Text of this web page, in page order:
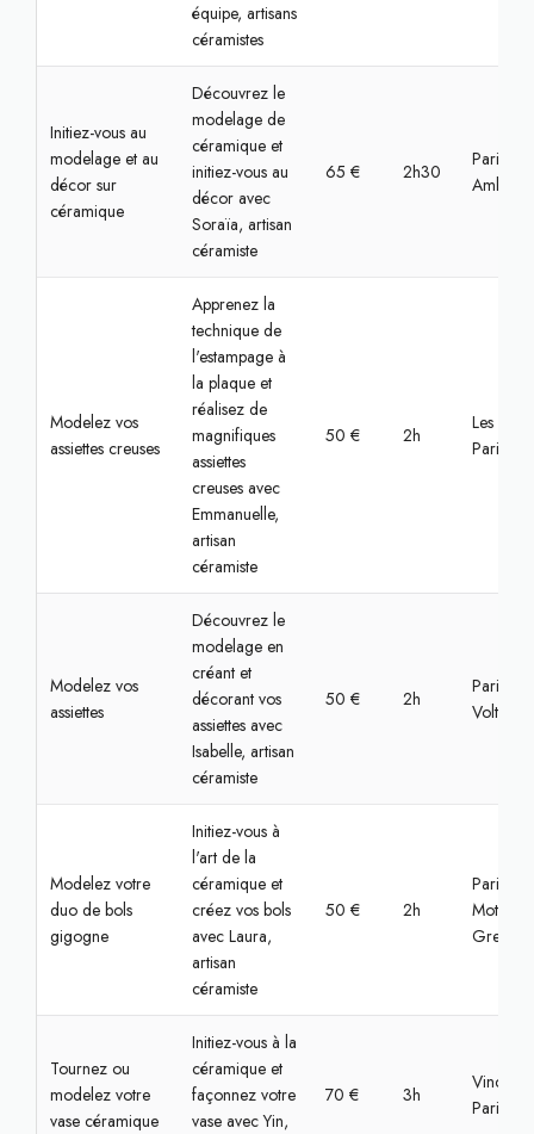
équipe, artisans
céramistes
Initiez-vous au
modelage et au
décor sur
céramique
Découvrez le
modelage de
céramique et
initiez-vous au
décor avec
Soraïa, artisan
céramiste
65 € 2h30
Paris,
Modelez vos
assiettes creuses
Apprenez la
technique de
l'estampage à
la plaque et
réalisez de
magnifiques
assiettes
creuses avec
Emmanuelle,
artisan
céramiste
50 € 2h
Les Lilas,
Paris
Modelez vos
assiettes
Découvrez le
modelage en
créant et
décorant vos
assiettes avec
Isabelle, artisan
céramiste
50 € 2h
Paris,
Voltaire
Modelez votre
duo de bols
gigogne
Initiez-vous à
l'art de la
céramique et
créez vos bols
avec Laura,
artisan
céramiste
50 € 2h
Paris, La
Motte-
Grenelle
Tournez ou
modelez votre
vase céramique
Initiez-vous à la
céramique et
façonnez votre
vase avec Yin,
70 € 3h
Paris